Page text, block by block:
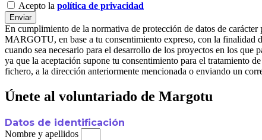
Acepto la política de privacidad
Enviar
En cumplimiento de la normativa de protección de datos de
MARGOTU, en base a tu consentimiento expreso, con la finalidad
cuando sea necesario para el desarrollo de los proyectos en los
ya que la aceptación supone tu consentimiento para el tratamiento
fichero, a la dirección anteriormente mencionada o enviando un
Únete al voluntariado de Margotu
Datos de identificación
Nombre y apellidos